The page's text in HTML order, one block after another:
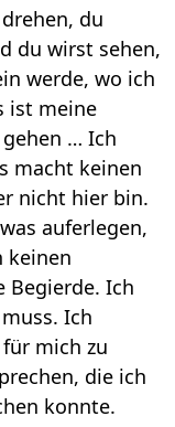
du
du wirst sehen,
werde, wo ich
ist meine
… Ich
macht keinen
nicht hier bin.
auferlegen,
keinen
Begierde. Ich
Ich
mich zu
die ich
konnte.